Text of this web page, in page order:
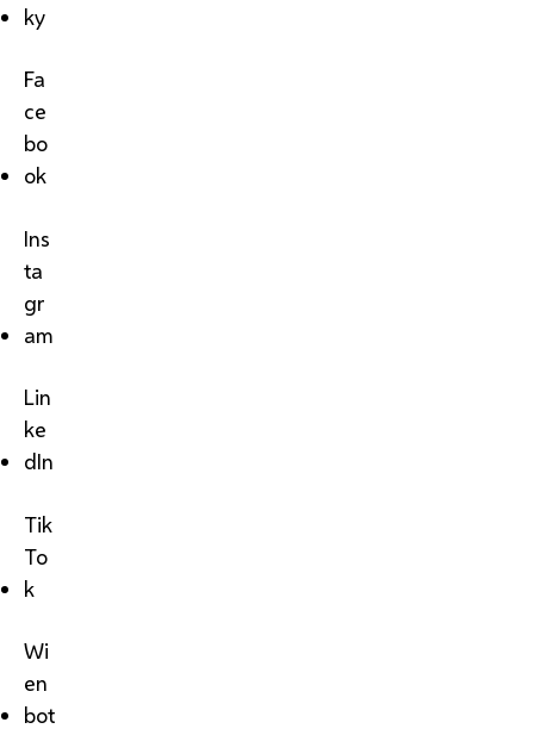
ky
Fa
ce
bo
ok
Ins
ta
gr
am
Lin
ke
dIn
Tik
To
k
Wi
en
bot